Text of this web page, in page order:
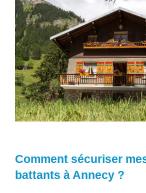
Comment sécuriser
battants à Annecy ?